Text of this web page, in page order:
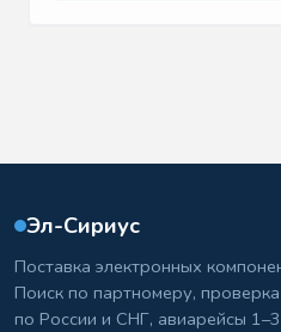
Эл-Сириус
Поставка электронных
Поиск по партномеру,
по России и СНГ, авиарейсы